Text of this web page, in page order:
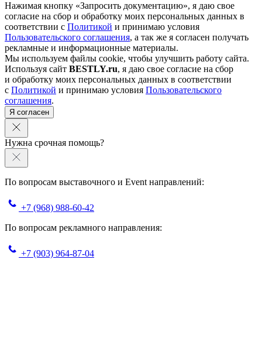
Нажимая кнопку «Запросить документацию», я даю свое
согласие на сбор и обработку моих персональных данных в
соответствии с Политикой и принимаю условия
Пользовательского соглашения, а так же я согласен получать
рекламные и информационные материалы.
Мы используем файлы cookie, чтобы улучшить работу сайта.
Используя сайт BESTLY.ru, я даю свое согласие на сбор
и обработку моих персональных данных в соответствии
с Политикой и принимаю условия Пользовательского
соглашения.
Я согласен
Нужна срочная помощь?
По вопросам выставочного и Event направлений:
+7 (968) 988-60-42
По вопросам рекламного направления:
+7 (903) 964-87-04